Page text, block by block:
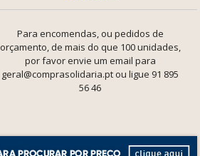
Para encomendas, ou pedidos de
orçamento, de mais do que 100 unidades,
por favor envie um email para
geral@comprasolidaria.pt ou ligue 91 895
56 46